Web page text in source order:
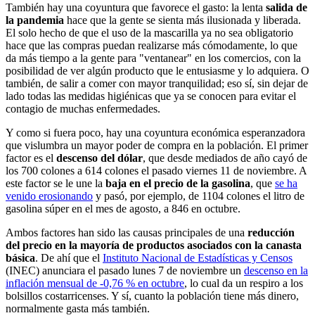
También hay una coyuntura que favorece el gasto: la lenta salida de
la pandemia hace que la gente se sienta más ilusionada y liberada.
El solo hecho de que el uso de la mascarilla ya no sea obligatorio
hace que las compras puedan realizarse más cómodamente, lo que
da más tiempo a la gente para "ventanear" en los comercios, con la
posibilidad de ver algún producto que le entusiasme y lo adquiera. O
también, de salir a comer con mayor tranquilidad; eso sí, sin dejar de
lado todas las medidas higiénicas que ya se conocen para evitar el
contagio de muchas enfermedades.
Y como si fuera poco, hay una coyuntura económica esperanzadora
que vislumbra un mayor poder de compra en la población. El primer
factor es el descenso del dólar, que desde mediados de año cayó de
los 700 colones a 614 colones el pasado viernes 11 de noviembre. A
este factor se le une la baja en el precio de la gasolina, que se ha
venido erosionando y pasó, por ejemplo, de 1104 colones el litro de
gasolina súper en el mes de agosto, a 846 en octubre.
Ambos factores han sido las causas principales de una reducción
del precio en la mayoría de productos asociados con la canasta
básica. De ahí que el Instituto Nacional de Estadísticas y Censos
(INEC) anunciara el pasado lunes 7 de noviembre un descenso en la
inflación mensual de -0,76 % en octubre, lo cual da un respiro a los
bolsillos costarricenses. Y sí, cuanto la población tiene más dinero,
normalmente gasta más también.